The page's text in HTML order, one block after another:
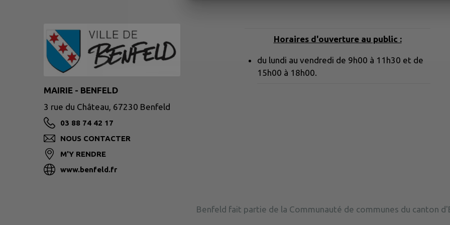
MAIRIE - BENFELD
3 rue du Château, 67230 Benfeld
03 88 74 42 17
NOUS CONTACTER
M'Y RENDRE
www.benfeld.fr
Horaires d'ouverture au public :
du lundi au vendredi de 9h00 à 11h30 et de
15h00 à 18h00.
Benfeld fait partie de la Communauté de communes du canton